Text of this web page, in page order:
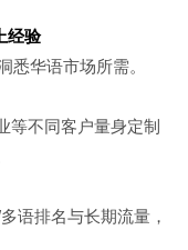
经验
悉华语市场所需。
等不同客户量身定制
语排名与长期流量，